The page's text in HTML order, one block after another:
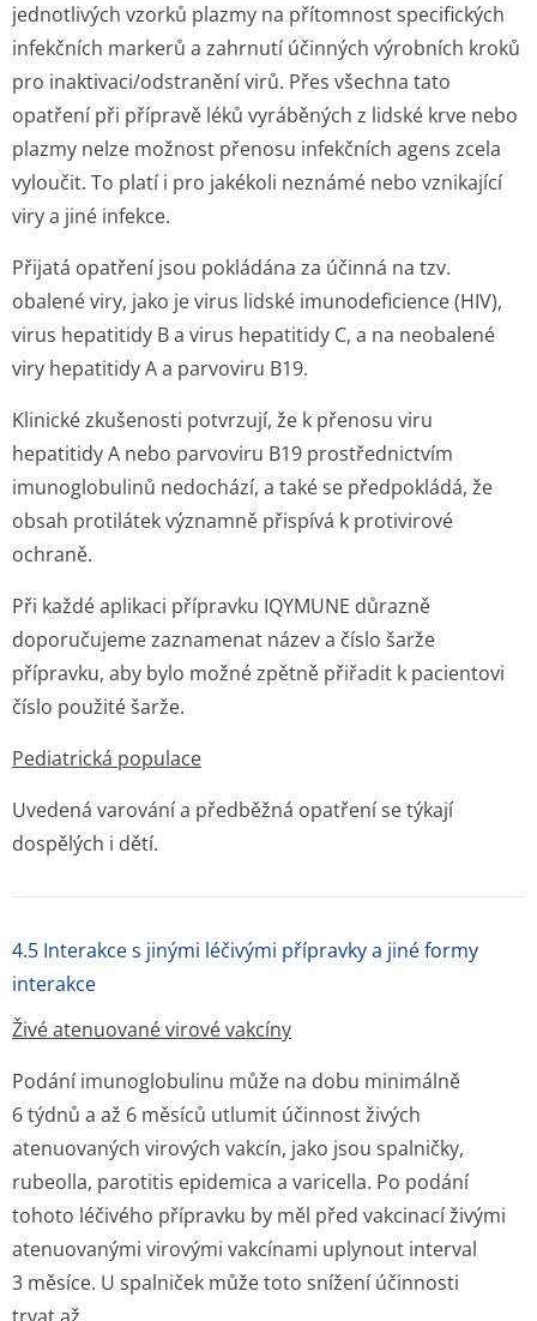
jednotlivých vzorků plazmy na přítomnost specifických
infekčních markerů a zahrnutí účinných výrobních kroků
pro inaktivaci/od­stranění virů. Přes všechna tato
opatření při přípravě léků vyráběných z lidské krve nebo
plazmy nelze možnost přenosu infekčních agens zcela
vyloučit. To platí i pro jakékoli neznámé nebo vznikající
viry a jiné infekce.
Přijatá opatření jsou pokládána za účinná na tzv.
obalené viry, jako je virus lidské imunodeficience (HIV),
virus hepatitidy B a virus hepatitidy C, a na neobalené
viry hepatitidy A a parvoviru B19.
Klinické zkušenosti potvrzují, že k přenosu viru
hepatitidy A nebo parvoviru B19 prostřednictvím
imunoglobulinů nedochází, a také se předpokládá, že
obsah protilátek významně přispívá k protivirové
ochraně.
Při každé aplikaci přípravku IQYMUNE důrazně
doporučujeme zaznamenat název a číslo šarže
přípravku, aby bylo možné zpětně přiřadit k pacientovi
číslo použité šarže.
Pediatrická populace
Uvedená varování a předběžná opatření se týkají
dospělých i dětí.
4.5 Interakce s jinými léčivými přípravky a jiné formy
interakce
Živé atenuované virové vakcíny
Podání imunoglobulinu může na dobu minimálně
6 týdnů a až 6 měsíců utlumit účinnost živých
atenuovaných virových vakcín, jako jsou spalničky,
rubeolla, parotitis epidemica a varicella. Po podání
tohoto léčivého přípravku by měl před vakcinací živými
atenuovanými virovými vakcínami uplynout interval
3 měsíce. U spalniček může toto snížení účinnosti